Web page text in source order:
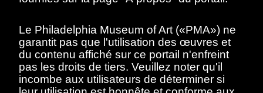
trouvé.
Veuillez essayer de
supprimer les filtres ou
essayez un autre terme
Le Philadelphia Museum of Art («PMA») ne
garantit pas que l'utilisation des œuvres et
du contenu affiché sur ce portail n'enfreint
pas les droits de tiers. Veuillez noter qu'il
incombe aux utilisateurs de déterminer si